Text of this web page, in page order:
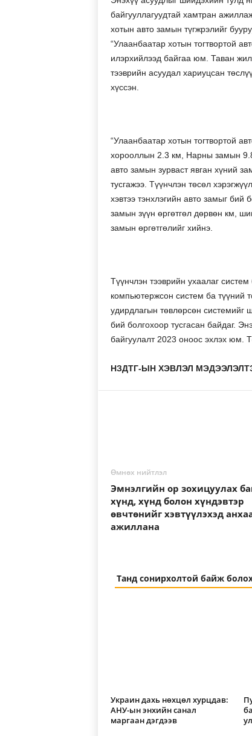
байгууллагуудтай хамтран
хотын авто замын түгжрэлийг
“Улаанбаатар хотын тогтвортой
илэрхийлээд байгаа юм. Таван
тээврийн асуудал хариуцсан
хүссэн.
“Улаанбаатар хотын тогтвортой
хорооллын 2.3 км, Нарны замын 9.8
авто замын зурваст явган хүний
тусгажээ. Түүнчлэн төсөл
хэвтээ тэнхлэгийн авто замыг
замын зүүн өргөтгөл дөрвөн км,
замын өргөтгөлийг хийнэ.
Түүнчлэн тээврийн ухаалаг
компьютержсон систем ба түүний
удирдлагын төвлөрсөн системийг
бий болгохоор тусгасан байдаг.
байгуулалт 2023 оноос эхлэх юм.
НЗДТГ-ЫН ХЭВЛЭЛ
Өмнөх нийтлэл
Эмнэлгийн ор зохицуулах
хүнд, хүнд болон хүндэвтэр
өвчтөнийг хэвтүүлэхэд
ажиллана
Танд сонирхолтой байж
Украин дахь нөхцөл хурцдав:
АНУ-ын энхийн санал
маргаан дэгдээв